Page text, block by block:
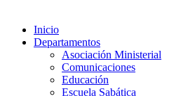
Inicio
Departamentos
Asociación Ministerial
Comunicaciones
Educación
Escuela Sabática